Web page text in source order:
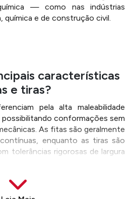
— como nas indústrias
química e de construção civil.
características
e tiras?
pela alta maleabilidade
possibilitando conformações sem
As fitas são geralmente
enquanto as tiras são
tolerâncias rigorosas de largura
inox 304, 316 e 430, as fitas e
térmicos, recozimento